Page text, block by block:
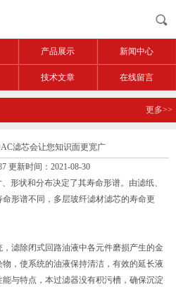
产品展示 新闻中心
技术文章 在线留言
更多>>
滤芯会让您知识面更宽广
更新时间：2021-08-30
状和分布决定了其寿命形谱。由滤纸、
形谱不同，多层玻纤滤材滤芯的寿命更
滤除闭式回路油液中各元件磨损产生的金
，使系统的油液保持清洁，有效的延长液
与特点，本过滤器没有积污槽，确保沉淀